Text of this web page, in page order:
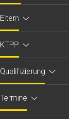
Eltern
KTPP
Qualifizierung
Termine